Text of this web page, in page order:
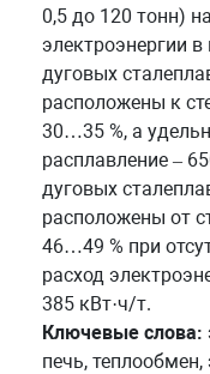
0,5 до 120 тонн)
электроэнергии
дуговых
расположены к
30…35 %, а
расплавление –
дуговых
расположены от
46…49 % при
расход
385 кВт·ч/т.
Ключевые слова:
печь,